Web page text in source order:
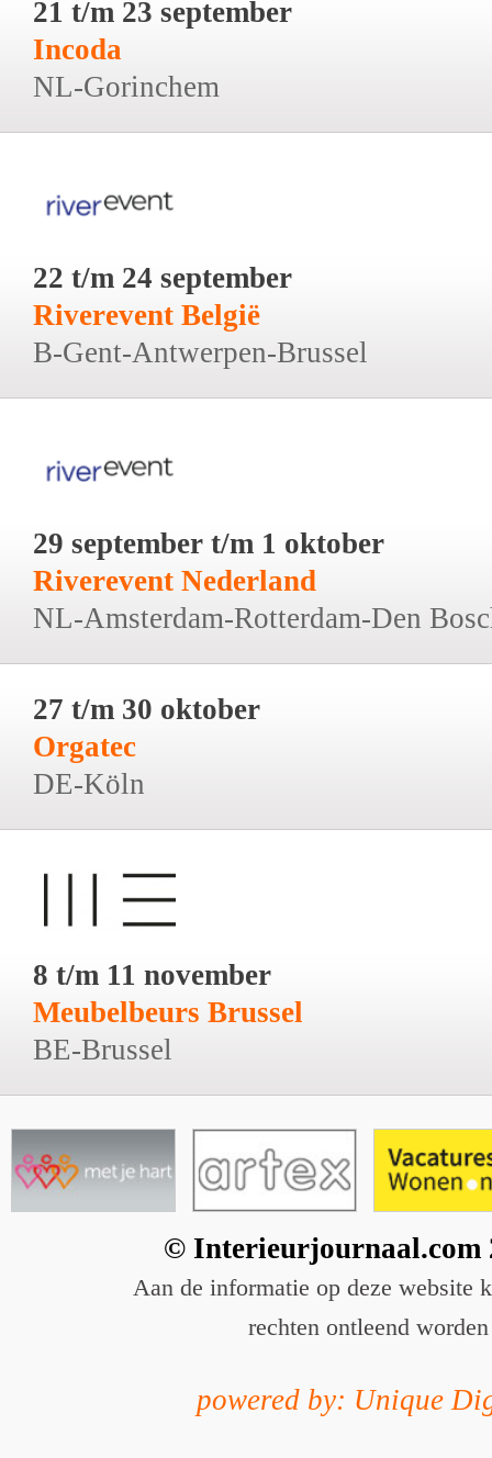
21 t/m 23 september
Incoda
NL-Gorinchem
22 t/m 24 september
Riverevent België
B-Gent-Antwerpen-Brussel
29 september t/m 1 oktober
Riverevent Nederland
NL-Amsterdam-Rotterdam-Den
27 t/m 30 oktober
Orgatec
DE-Köln
8 t/m 11 november
Meubelbeurs Brussel
BE-Brussel
© Interieurjournaal.com
Aan de informatie op deze website
rechten ontleend worden
powered by: Unique